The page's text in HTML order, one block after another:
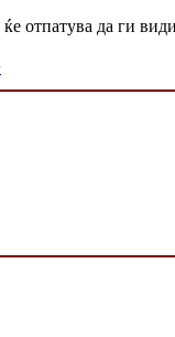
отпатува да ги